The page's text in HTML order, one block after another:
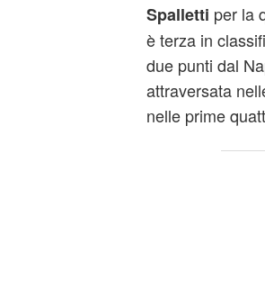
Spalletti per la
è terza in
due punti dal
attraversata
nelle prime